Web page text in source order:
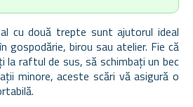
cu două trepte sunt ajutorul ideal
gospodărie, birou sau atelier. Fie că
la raftul de sus, să schimbați un bec
minore, aceste scări vă asigură o